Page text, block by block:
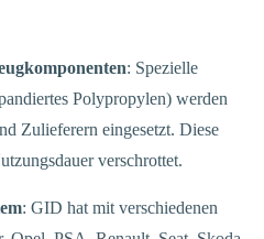
: Spezielle
Polypropylen) werden
Zulieferern eingesetzt. Diese
verschrottet.
: GID hat mit verschiedenen